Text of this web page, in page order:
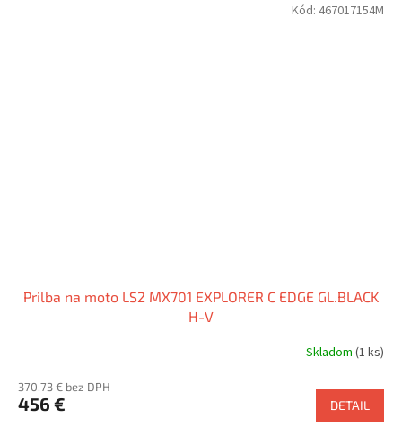
Prilba na moto LS2 MX701 EXPLORER C EDGE GL.BLACK
H-V
Skladom (1 ks)
370,73 € bez DPH
456 € DETAIL
Kód: 467017154M